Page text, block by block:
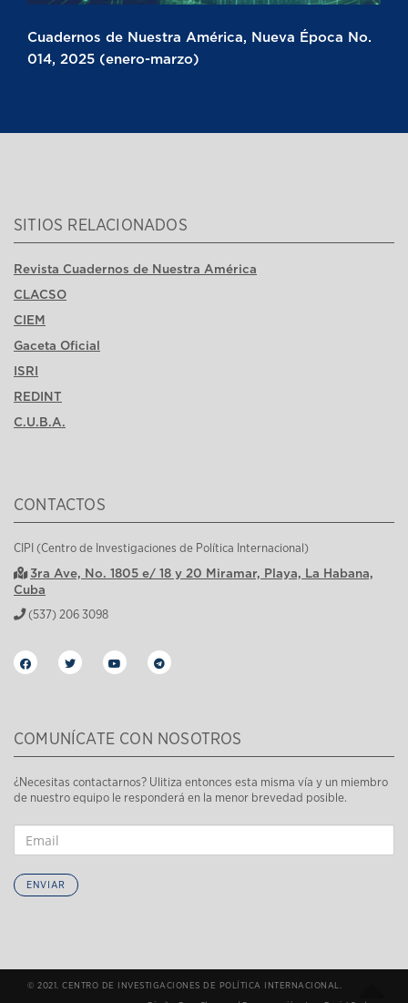
Cuadernos de Nuestra América, Nueva Época No.
014, 2025 (enero-marzo)
SITIOS RELACIONADOS
Revista Cuadernos de Nuestra América
CLACSO
CIEM
Gaceta Oficial
ISRI
REDINT
C.U.B.A.
CONTACTOS
CIPI (Centro de Investigaciones de Política Internacional)
3ra Ave, No. 1805 e/ 18 y 20 Miramar, Playa, La Habana,
Cuba
(537) 206 3098
COMUNÍCATE CON NOSOTROS
¿Necesitas contactarnos? Ulitiza entonces esta misma vía y un miembro
de nuestro equipo le responderá en la menor brevedad posible.
ENVIAR
© 2021. CENTRO DE INVESTIGACIONES DE POLÍTICA INTERNACIONAL.